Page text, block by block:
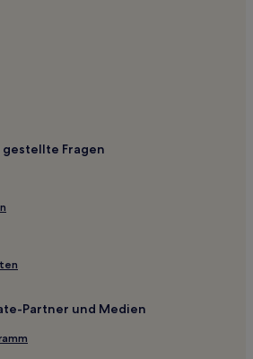
Shin-Kamagaya
Keisei-Sakura
Kemigawahama
Yoshizawa
Narashino Kaihin-Makuhari
Narita
Fragen
Partner und Medien